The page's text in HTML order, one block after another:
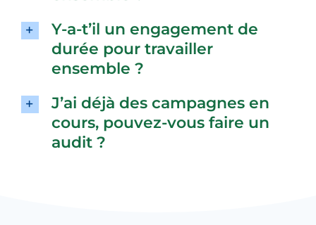
Y-a-t’il un engagement de
durée pour travailler
ensemble ?
J’ai déjà des campagnes en
cours, pouvez-vous faire un
audit ?